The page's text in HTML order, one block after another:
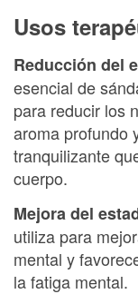
Usos
Reducción del
esencial de
para reducir los
aroma profundo
tranquilizante
cuerpo.
Mejora del
utiliza para
mental y
la fatiga mental.